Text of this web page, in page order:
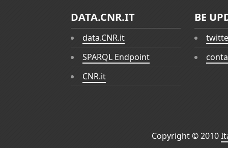
DATA.CNR.IT
data.CNR.it
SPARQL Endpoint
CNR.it
BE
Copyright © 2010